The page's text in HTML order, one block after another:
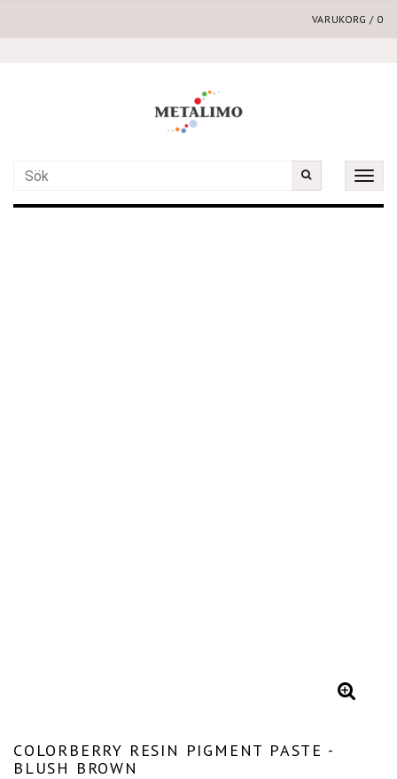
VARUKORG / 0
Toggle
COLORBERRY RESIN PIGMENT PASTE -
BLUSH BROWN